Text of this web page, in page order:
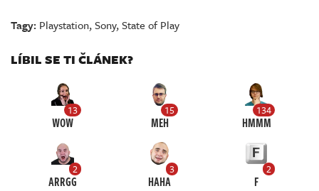
Tagy: Playstation,Sony,State of Play
LÍBIL SE TI ČLÁNEK?
13
WOW
15
MEH
134
HMMM
2
ARRGG
3
HAHA
2
F